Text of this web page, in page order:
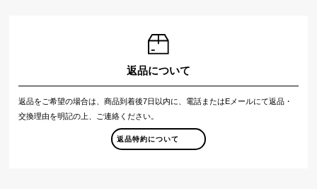
返品について
返品をご希望の場合は、商品到着後7日以内に、電話またはEメールにて返品・
交換理由を明記の上、ご連絡ください。
返品特約について